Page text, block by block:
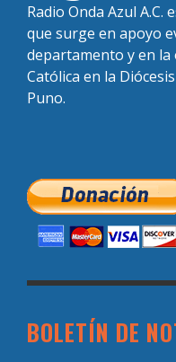
Radio Onda Azul A.C.
que surge en apoyo
departamento y en la
Católica en la
Puno.
BOLETÍN DE